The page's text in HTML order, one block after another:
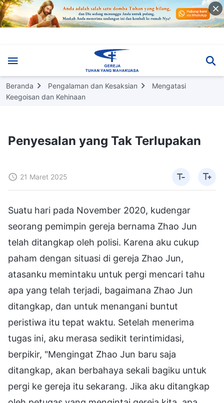
Beranda Pengalaman dan Kesaksian
Mengatasi
Keegoisan dan Kehinaan
Penyesalan yang Tak Terlupakan
21 Maret 2025
Suatu hari pada November 2020, kudengar
seorang pemimpin gereja bernama Zhao Jun
telah ditangkap oleh polisi. Karena aku cukup
paham dengan situasi di gereja Zhao Jun,
atasanku memintaku untuk pergi mencari tahu
apa yang telah terjadi, bagaimana Zhao Jun
ditangkap, dan untuk menangani buntut
peristiwa itu tepat waktu. Setelah menerima
tugas ini, aku merasa sedikit terintimidasi,
berpikir, "Mengingat Zhao Jun baru saja
ditangkap, akan berbahaya sekali bagiku untuk
pergi ke gereja itu sekarang. Jika aku ditangkap